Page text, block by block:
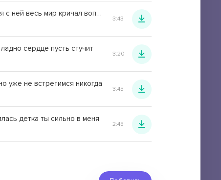
Расстанься с ней весь мир кричал вопил но я её любил
3:43
сердце пусть стучит
3:20
уже не встретимся никогда
3:45
детка ты сильно в меня
2:45